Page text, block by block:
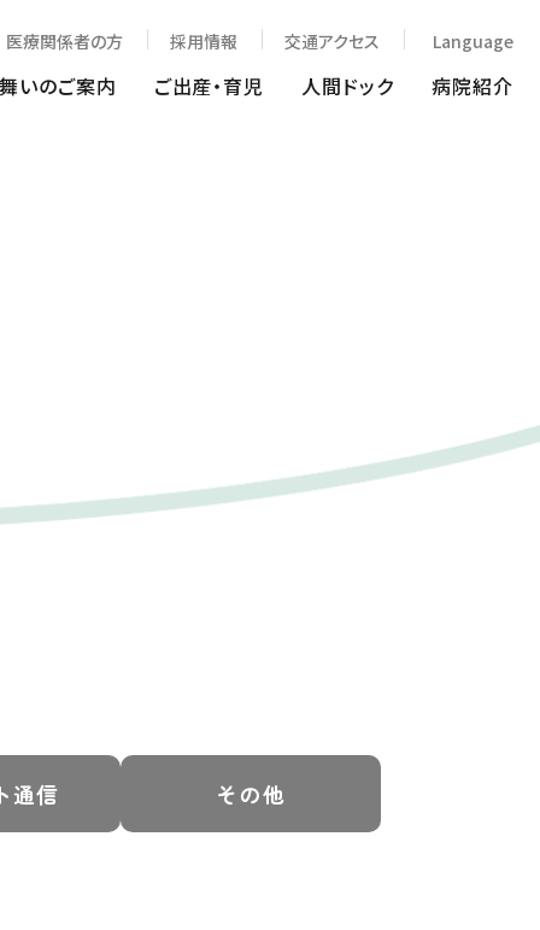
医療関係者の方 採用情報 交通アクセス Language
いのご案内 ご出産・育児 人間ドック 病院紹介
通信 その他